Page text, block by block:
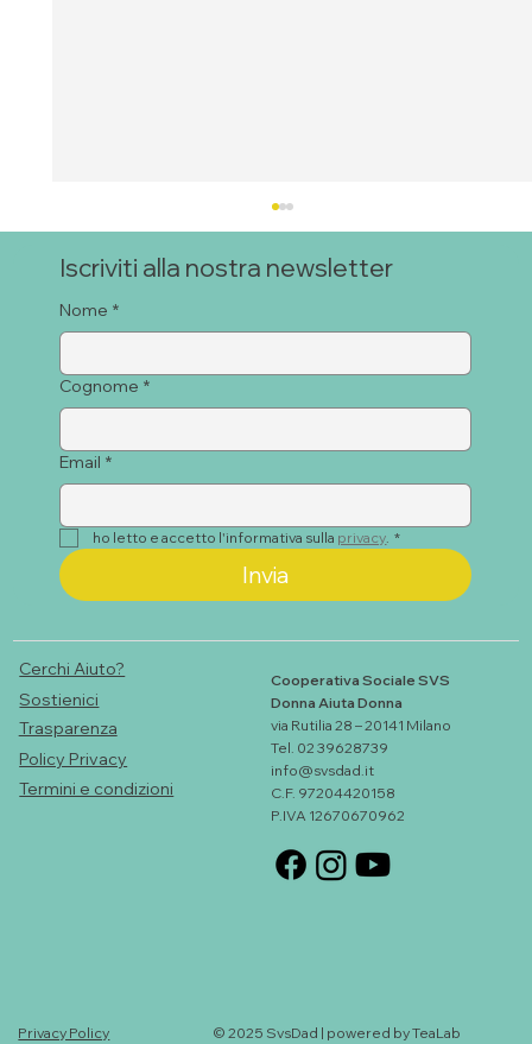
PROGETTO ALI VIVE: empowerment
dalla violenza
Cerchi Aiuto?
Sostienici
Trasparenza
Policy Privacy
Termini e condizioni
Cooperativa Sociale SVS
Donna Aiuta Donna
via Rutilia 28 – 20141 Milano
Tel. 02 39628739
info@svsdad.it
C.F. 97204420158
P.IVA 12670670962
Iscriviti alla nostra newsletter
Nome *
Cognome *
Email *
ho letto e accetto l'informativa sulla privacy. *
Invia
Privacy Policy © 2025 SvsDad | powered by TeaLab